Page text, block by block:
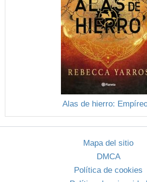
Alas de hierro:
Mapa del sitio
DMCA
Política de cookies